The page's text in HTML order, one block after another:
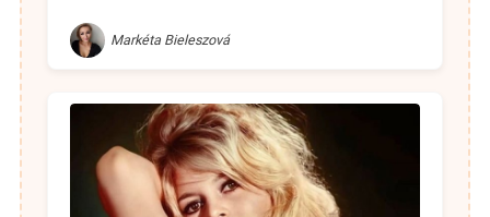
Markéta Bieleszová